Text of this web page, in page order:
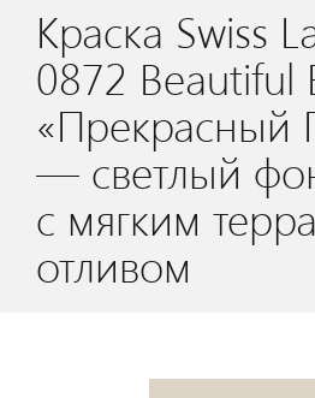
Краска Swiss
0872 Beautiful
«Прекрасный
— светлый
с мягким
отливом